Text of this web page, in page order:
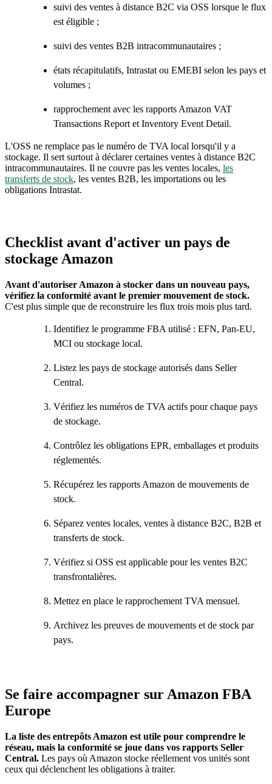
suivi des ventes à distance B2C via OSS lorsque le flux
est éligible ;
suivi des ventes B2B intracommunautaires ;
états récapitulatifs, Intrastat ou EMEBI selon les pays et
volumes ;
rapprochement avec les rapports Amazon VAT
Transactions Report et Inventory Event Detail.
L'OSS ne remplace pas le numéro de TVA local lorsqu'il y a
stockage. Il sert surtout à déclarer certaines ventes à distance B2C
intracommunautaires. Il ne couvre pas les ventes locales, les
transferts de stock, les ventes B2B, les importations ou les
obligations Intrastat.
Checklist avant d'activer un pays de
stockage Amazon
Avant d'autoriser Amazon à stocker dans un nouveau pays,
vérifiez la conformité avant le premier mouvement de stock.
C'est plus simple que de reconstruire les flux trois mois plus tard.
Identifiez le programme FBA utilisé : EFN, Pan-EU,
MCI ou stockage local.
Listez les pays de stockage autorisés dans Seller
Central.
Vérifiez les numéros de TVA actifs pour chaque pays
de stockage.
Contrôlez les obligations EPR, emballages et produits
réglementés.
Récupérez les rapports Amazon de mouvements de
stock.
Séparez ventes locales, ventes à distance B2C, B2B et
transferts de stock.
Vérifiez si OSS est applicable pour les ventes B2C
transfrontalières.
Mettez en place le rapprochement TVA mensuel.
Archivez les preuves de mouvements et de stock par
pays.
Se faire accompagner sur Amazon FBA
Europe
La liste des entrepôts Amazon est utile pour comprendre le
réseau, mais la conformité se joue dans vos rapports Seller
Central. Les pays où Amazon stocke réellement vos unités sont
ceux qui déclenchent les obligations à traiter.